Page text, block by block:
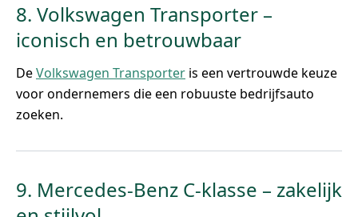
8. Volkswagen Transporter –
iconisch en betrouwbaar
DeVolkswagen Transporter is een vertrouwde keuze
voor ondernemers die een robuuste bedrijfsauto
zoeken.
9. Mercedes-Benz C-klasse – zakelijk